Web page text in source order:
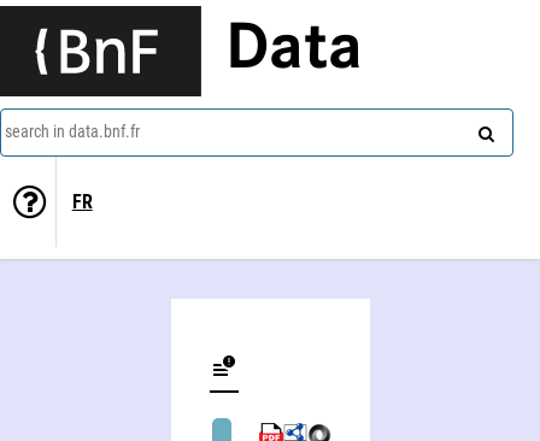
Data
search in data.bnf.fr
FR